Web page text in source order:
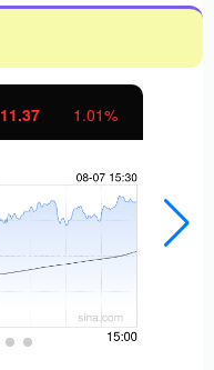
11.37 1.01%